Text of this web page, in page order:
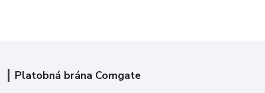
Platobná brána Comgate